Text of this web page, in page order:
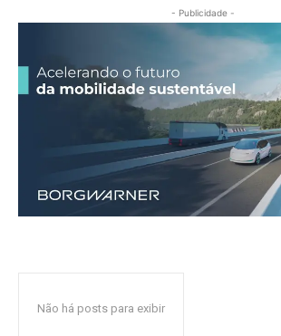
- Publicidade -
Não há posts para exibir